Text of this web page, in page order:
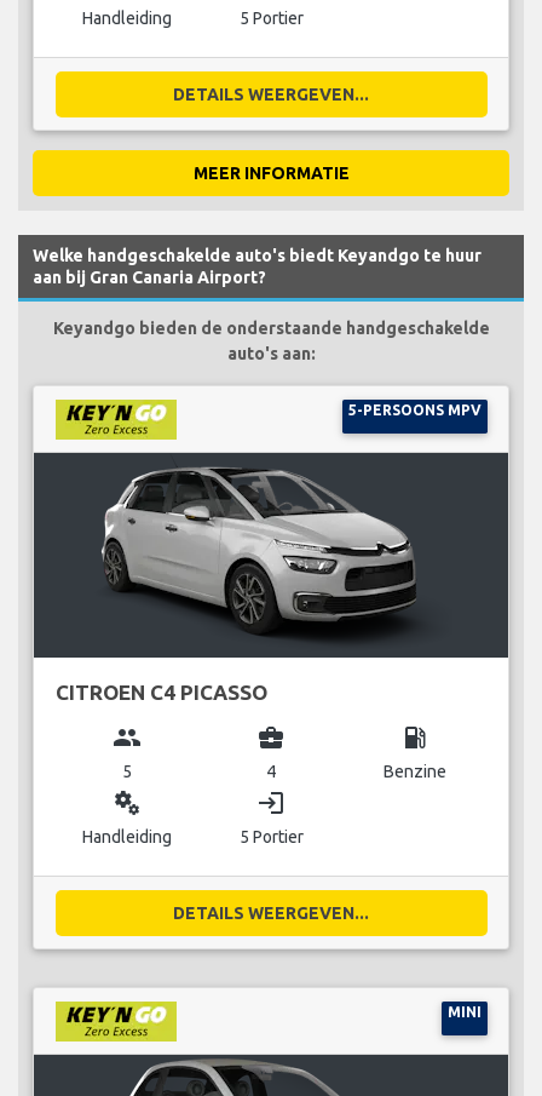
Handleiding 5 Portier
DETAILS WEERGEVEN...
MEER INFORMATIE
Welke handgeschakelde auto's biedt Keyandgo te huur
aan bij Gran Canaria Airport?
Keyandgo bieden de onderstaande handgeschakelde
auto's aan:
5-PERSOONS MPV
CITROEN C4 PICASSO
group
5
business_center
4
local_gas_station
Benzine
miscellaneous_services
Handleiding
login
5 Portier
DETAILS WEERGEVEN...
MINI